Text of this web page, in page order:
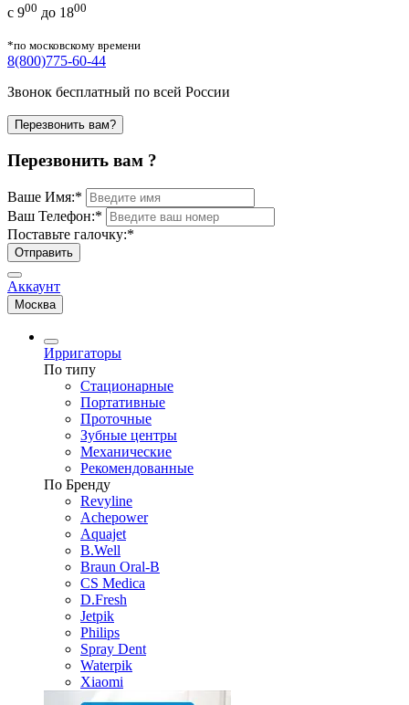
с 900 до 1800
*по московскому времени
8(800)775-60-44
Звонок бесплатный по всей России
Перезвонить вам?
Перезвонить вам ?
Ваше Имя:*
Ваш Телефон:*
Поставьте галочку:*
Отправить
Аккаунт
Москва
Ирригаторы
По типу
Стационарные
Портативные
Проточные
Зубные центры
Механические
Рекомендованные
По Бренду
Revyline
Achepower
Aquajet
B.Well
Braun Oral-B
CS Medica
D.Fresh
Jetpik
Philips
Spray Dent
Waterpik
Xiaomi